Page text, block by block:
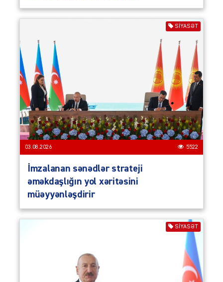
SIYASƏT
03.08.2026 5522
İmzalanan sənədlər strateji
əməkdaşlığın yol xəritəsini
müəyyənləşdirir
SIYASƏT